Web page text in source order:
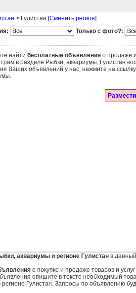
> Гулистан [Сменить регион]
Только с фото?:
найти бесплатные объявленияо продаже
в разделе Рыбки, аквариумы, Гулистан
Ваших объявлений у нас, нажмите на ссылку
аквариумы и регионе Гулистанв
о покупке и продаже товаров и
опишите в тексте необходимый
регионе Гулистан. Запросы по объявлению